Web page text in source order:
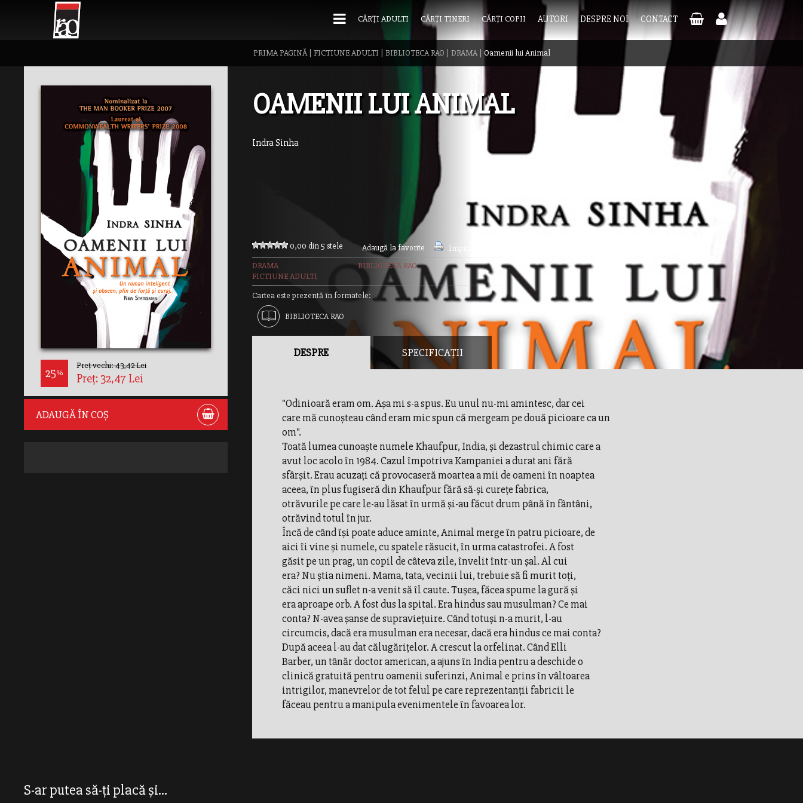
CĂRȚI ADULTI CĂRȚI TINERI CĂRȚI COPII AUTORI DESPRE NOI CONTACT
PRIMA PAGINĂ| FICTIUNE ADULTI BIBLIOTECA RAO DRAMA| Oamenii lui Animal
25%
Preț vechi: 43,42 Lei
Preț: 32,47 Lei
ADAUGĂ ÎN COȘ
OAMENII LUI ANIMAL
Indra Sinha
0,00 din 5 stele Adaugă la favorite
Imprimă acest articol
DRAMA
BIBLIOTECA RAO
FICTIUNE ADULTI
Cartea este prezentă în formatele:
BIBLIOTECA RAO
DESPRE SPECIFICAȚII
"Odinioară eram om. Aşa mi s-a spus. Eu unul nu-mi amintesc, dar cei
care mă cunoşteau când eram mic spun că mergeam pe două picioare ca un
om".
Toată lumea cunoaşte numele Khaufpur, India, şi dezastrul chimic care a
avut loc acolo în 1984. Cazul împotriva Kampaniei a durat ani fără
sfârşit. Erau acuzaţi că provocaseră moartea a mii de oameni în noaptea
aceea, în plus fugiseră din Khaufpur fără să-şi cureţe fabrica,
otrăvurile pe care le-au lăsat în urmă şi-au făcut drum până în fântâni,
otrăvind totul în jur.
Încă de când îşi poate aduce aminte, Animal merge în patru picioare, de
aici îi vine şi numele, cu spatele răsucit, în urma catastrofei. A fost
găsit pe un prag, un copil de câteva zile, învelit într-un şal. Al cui
era? Nu ştia nimeni. Mama, tata, vecinii lui, trebuie să fi murit toţi,
căci nici un suflet n-a venit să îl caute. Tuşea, făcea spume la gură şi
era aproape orb. A fost dus la spital. Era hindus sau musulman? Ce mai
conta? N-avea şanse de supravieţuire. Când totuşi n-a murit, l-au
circumcis, dacă era musulman era necesar, dacă era hindus ce mai conta?
După aceea l-au dat călugăriţelor. A crescut la orfelinat. Când Elli
Barber, un tânăr doctor american, a ajuns în India pentru a deschide o
clinică gratuită pentru oamenii suferinzi, Animal e prins în vâltoarea
intrigilor, manevrelor de tot felul pe care reprezentanţii fabricii le
făceau pentru a manipula evenimentele în favoarea lor.
S-ar putea să-ți placă și...